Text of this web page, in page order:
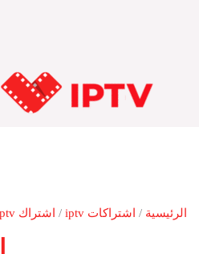
الرئيسية / اشتراكات iptv / اشتراك iptv لسنة